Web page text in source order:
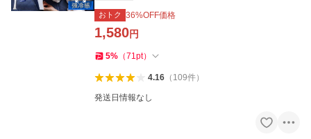
おトク 36%OFF価格
1,580円
5% （71pt）
4.16（ 109件）
発送日情報なし